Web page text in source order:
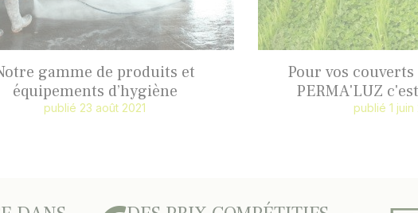
gamme de produits et
équipements d’hygiène
publié 23 août 2021
Pour vos
PERMA'LUZ
publié 1 juin